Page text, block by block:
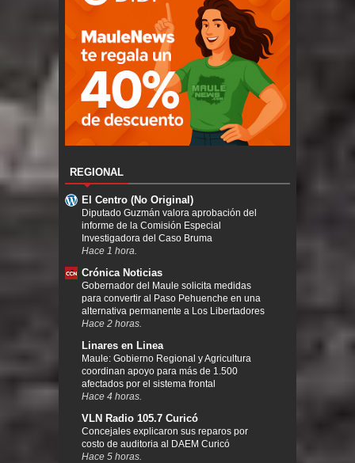
REGIONAL
El Centro (No Original)
Diputado Guzmán valora aprobación del
informe de la Comisión Especial
Investigadora del Caso Bruma
Hace 1 hora.
Crónica Noticias
Gobernador del Maule solicita medidas
para convertir al Paso Pehuenche en una
alternativa permanente a Los Libertadores
Hace 2 horas.
Linares en Linea
Maule: Gobierno Regional y Agricultura
coordinan apoyo para más de 1.500
afectados por el sistema frontal
Hace 4 horas.
VLN Radio 105.7 Curicó
Concejales explicaron sus reparos por
costo de auditoria al DAEM Curicó
Hace 5 horas.